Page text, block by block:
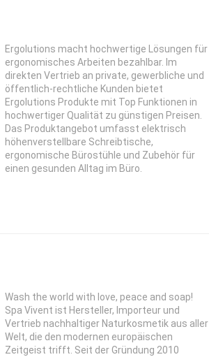
Ergolutions macht hochwertige Lösungen für
ergonomisches Arbeiten bezahlbar. Im
direkten Vertrieb an private, gewerbliche und
öffentlich-rechtliche Kunden bietet
Ergolutions Produkte mit Top Funktionen in
hochwertiger Qualität zu günstigen Preisen.
Das Produktangebot umfasst elektrisch
höhenverstellbare Schreibtische,
ergonomische Bürostühle und Zubehör für
einen gesunden Alltag im Büro.
Wash the world with love, peace and soap!
Spa Vivent ist Hersteller, Importeur und
Vertrieb nachhaltiger Naturkosmetik aus aller
Welt, die den modernen europäischen
Zeitgeist trifft. Seit der Gründung 2010